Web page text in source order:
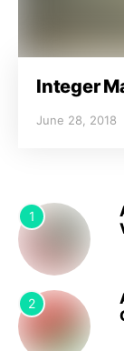
Integer
June 28, 2018
1
2